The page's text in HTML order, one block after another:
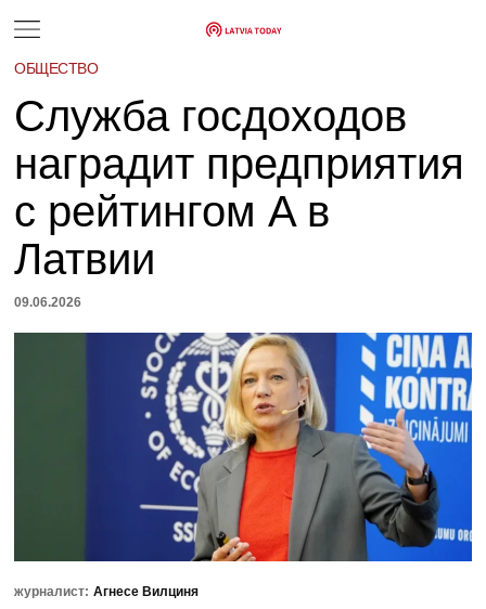
ОБЩЕСТВО
Служба госдоходов
наградит предприятия
с рейтингом A в
Латвии
09.06.2026
журналист: Агнесе Вилциня